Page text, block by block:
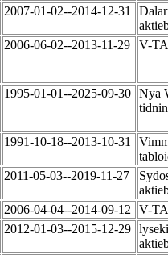
2007-01-02--2014-12-31
2006-06-02--2013-11-29 V-
1995-01-01--2025-09-30 Nya
1991-10-18--2013-10-31
2011-05-03--2019-11-27
2006-04-04--2014-09-12
V-
2012-01-03--2015-12-29